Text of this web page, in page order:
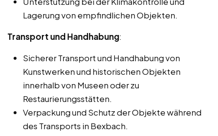
Lagerung von empfindlichen Objekten.
Transport und Handhabung:
Sicherer Transport und Handhabung von
Kunstwerken und historischen Objekten
innerhalb von Museen oder zu
Restaurierungsstätten.
Verpackung und Schutz der Objekte während
des Transports in Bexbach.